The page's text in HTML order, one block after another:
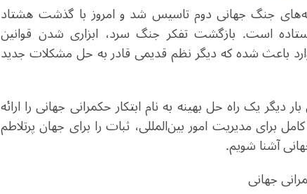
جنگ جهانی دوم تاسیس شد و امروز با گذشت هشتاد
است. بازگشت تفکر جنگ سرد، ابزاری شدن قوانین
باعث شده که دیگر نظم قدیمی قادر به حل مشکلات جدید
یک راه ‌حل بهینه به نام ابتکار حکمرانی جهانی را ارائه
برای مدیریت امور بین‌المللی، ثبات را برای جهان پرتلاطم
آشنا شویم.
جهانی